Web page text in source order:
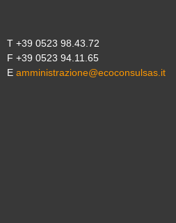
T +39 0523 98.43.72
F +39 0523 94.11.65
E amministrazione@ecoconsulsas.it